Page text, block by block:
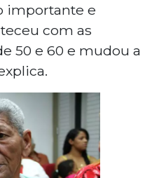
importante e
com as
50 e 60 e mudou a